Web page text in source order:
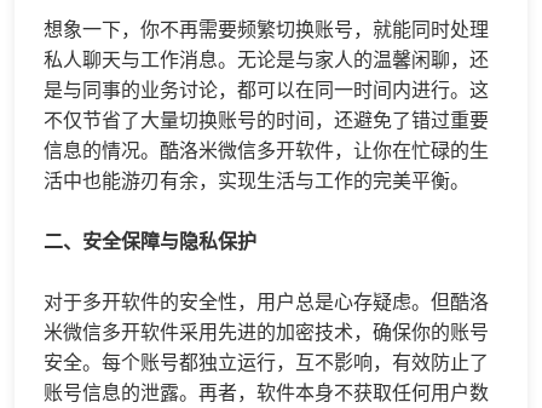
想象一下，你不再需要频繁切换账号，就能同时处理
私人聊天与工作消息。无论是与家人的温馨闲聊，还
是与同事的业务讨论，都可以在同一时间内进行。这
不仅节省了大量切换账号的时间，还避免了错过重要
信息的情况。酷洛米微信多开软件，让你在忙碌的生
活中也能游刃有余，实现生活与工作的完美平衡。
二、安全保障与隐私保护
对于多开软件的安全性，用户总是心存疑虑。但酷洛
米微信多开软件采用先进的加密技术，确保你的账号
安全。每个账号都独立运行，互不影响，有效防止了
账号信息的泄露。再者，软件本身不获取任何用户数